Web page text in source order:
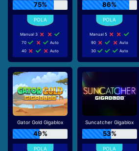
75%
Manual 3
70
Auto
40
Auto
86%
Manual 5
90
Auto
30
Auto
Gator Gold Gigablox
49%
Suncatcher Gigablox
53%